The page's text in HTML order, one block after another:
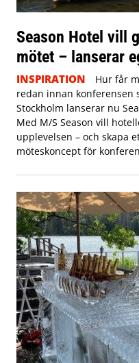
Season Hotel vill
mötet – lanserar
INSPIRATION
Hur får
redan innan konferensen
Stockholm lanserar nu
Med M/S Season vill
upplevelsen – och skapa
möteskoncept för